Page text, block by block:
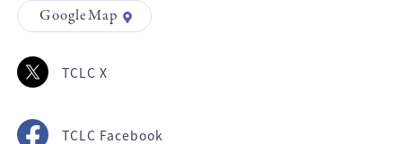
GoogleMap
TCLC X
TCLC Facebook